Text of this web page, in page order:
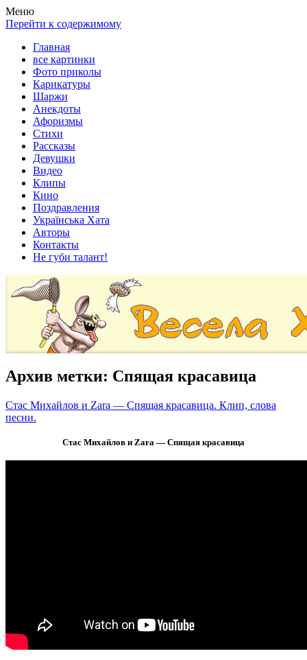
Весела хата — прикольные картинки, смешные истории,
клипы!
Покажем всем ваши фото приколы, карикатуры, шаржи, стихи,
рассказы, видео и песни!
Меню
Перейти к содержимому
Главная
все картинки
Фото приколы
Карикатуры
Шаржи
Анекдоты
Афоризмы
Стихи
Рассказы
Девушки
Видео
Клипы
Кино
Поздравления
Українська Хата
Авторы
Контакты
Не губи талант!
Архив метки: Спящая красавица
Стас Михайлов и Zara — Спящая красавица. Клип, слова
песни.
Стас Михайлов и Zara — Спящая красавица